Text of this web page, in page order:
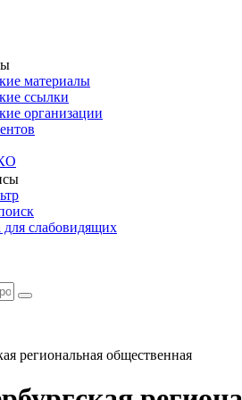
материалы
ссылки
организации
для слабовидящих
региональная общественная